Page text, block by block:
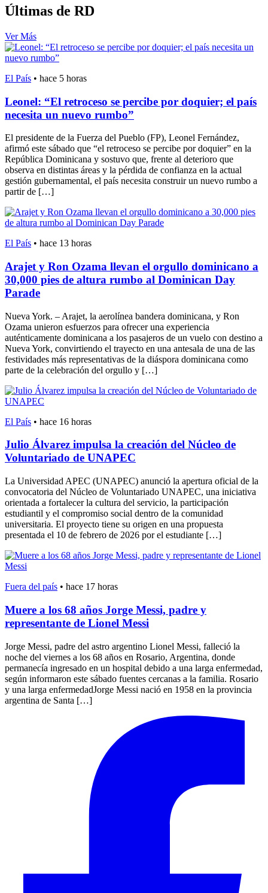
Últimas de RD
Ver Más
El País • hace 5 horas
Leonel: “El retroceso se percibe por doquier; el país
necesita un nuevo rumbo”
El presidente de la Fuerza del Pueblo (FP), Leonel Fernández,
afirmó este sábado que “el retroceso se percibe por doquier” en la
República Dominicana y sostuvo que, frente al deterioro que
observa en distintas áreas y la pérdida de confianza en la actual
gestión gubernamental, el país necesita construir un nuevo rumbo a
partir de […]
El País • hace 13 horas
Arajet y Ron Ozama llevan el orgullo dominicano a
30,000 pies de altura rumbo al Dominican Day
Parade
Nueva York. – Arajet, la aerolínea bandera dominicana, y Ron
Ozama unieron esfuerzos para ofrecer una experiencia
auténticamente dominicana a los pasajeros de un vuelo con destino a
Nueva York, convirtiendo el trayecto en una antesala de una de las
festividades más representativas de la diáspora dominicana como
parte de la celebración del orgullo y […]
El País • hace 16 horas
Julio Álvarez impulsa la creación del Núcleo de
Voluntariado de UNAPEC
La Universidad APEC (UNAPEC) anunció la apertura oficial de la
convocatoria del Núcleo de Voluntariado UNAPEC, una iniciativa
orientada a fortalecer la cultura del servicio, la participación
estudiantil y el compromiso social dentro de la comunidad
universitaria. El proyecto tiene su origen en una propuesta
presentada el 10 de febrero de 2026 por el estudiante […]
Fuera del país • hace 17 horas
Muere a los 68 años Jorge Messi, padre y
representante de Lionel Messi
Jorge Messi, padre del astro argentino Lionel Messi, falleció la
noche del viernes a los 68 años en Rosario, Argentina, donde
permanecía ingresado en un hospital debido a una larga enfermedad,
según informaron este sábado fuentes cercanas a la familia. Rosario
y una larga enfermedadJorge Messi nació en 1958 en la provincia
argentina de Santa […]